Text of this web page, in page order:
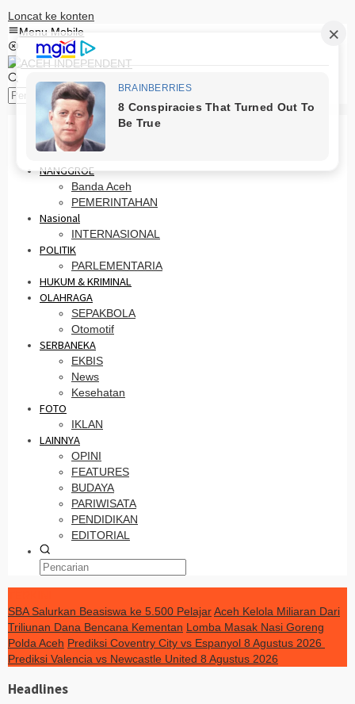
Loncat ke konten
Menu Mobile
HOME
PRO OTONOMI
NANGGROE
Banda Aceh
PEMERINTAHAN
Nasional
INTERNASIONAL
POLITIK
PARLEMENTARIA
HUKUM & KRIMINAL
OLAHRAGA
SEPAKBOLA
Otomotif
SERBANEKA
EKBIS
News
Kesehatan
FOTO
IKLAN
LAINNYA
OPINI
FEATURES
BUDAYA
PARIWISATA
PENDIDIKAN
EDITORIAL
SBA Salurkan Beasiswa ke 5.500 PelajarAceh Kelola Miliaran Dari
Triliunan Dana Bencana Kementan Lomba Masak Nasi Goreng
Polda Aceh Prediksi Coventry City vs Espanyol 8 Agustus 2026
Prediksi Valencia vs Newcastle United 8 Agustus 2026
Headlines